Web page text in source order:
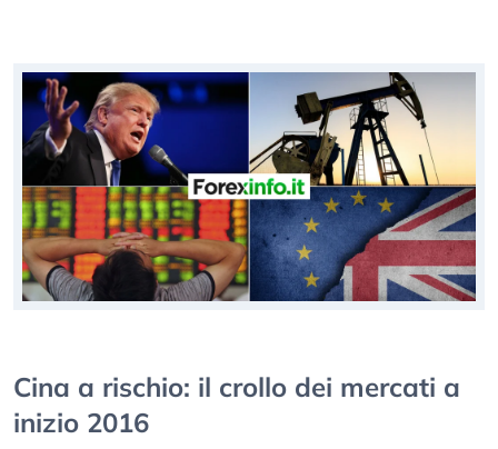
Cina a rischio: il crollo dei mercati a
inizio 2016